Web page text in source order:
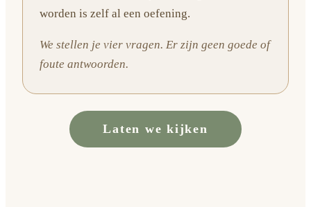
worden is zelf al een oefening.
We stellen je vier vragen. Er zijn geen goede of
foute antwoorden.
Laten we kijken